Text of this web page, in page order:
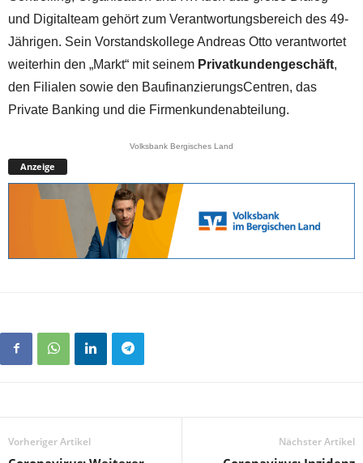
und Digitalteam gehört zum Verantwortungsbereich des 49-
Jährigen. Sein Vorstandskollege Andreas Otto verantwortet
weiterhin den „Markt“ mit seinem Privatkundengeschäft,
den Filialen sowie den BaufinanzierungsCentren, das
Private Banking und die Firmenkundenabteilung.
Volksbank Bergisches Land
Anzeige
Vorheriger Artikel Nächster Artikel